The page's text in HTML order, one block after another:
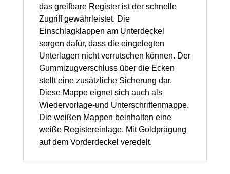
Menge
das greifbare Register ist der schnelle
Zugriff gewährleistet. Die
Einschlagklappen am Unterdeckel
sorgen dafür, dass die eingelegten
Unterlagen nicht verrutschen können. Der
Gummizugverschluss über die Ecken
stellt eine zusätzliche Sicherung dar.
Diese Mappe eignet sich auch als
Wiedervorlage-und Unterschriftenmappe.
Die weißen Mappen beinhalten eine
weiße Registereinlage. Mit Goldprägung
auf dem Vorderdeckel veredelt.